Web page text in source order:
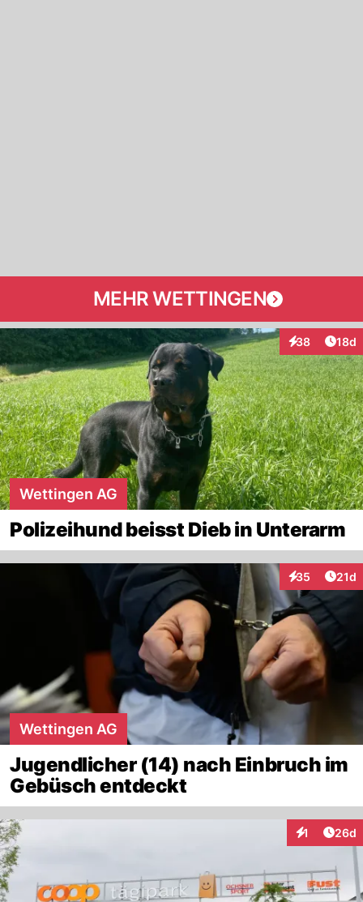
MEHR WETTINGEN
38
Interaktionen
18d
Wettingen AG
Polizeihund beisst Dieb in Unterarm
35
Interaktionen
21d
Wettingen AG
Jugendlicher (14) nach Einbruch im
Gebüsch entdeckt
1
Interaktionen
26d